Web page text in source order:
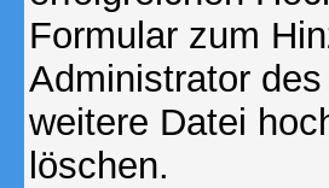
Formular zum
Administrator
weitere Datei
löschen.